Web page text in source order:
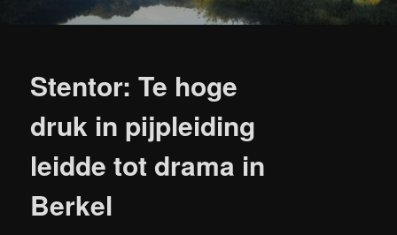
Stentor: Te hoge
druk in pijpleiding
leidde tot drama in
Berkel